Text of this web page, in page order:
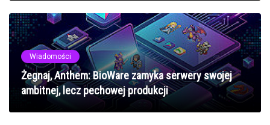
Wiadomości
Żegnaj, Anthem: BioWare zamyka serwery swojej
ambitnej, lecz pechowej produkcji